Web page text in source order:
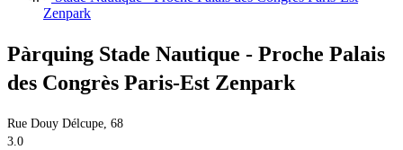
Zenpark
Pàrquing Stade Nautique - Proche Palais
des Congrès Paris-Est Zenpark
Rue Douy Délcupe, 68
3.0